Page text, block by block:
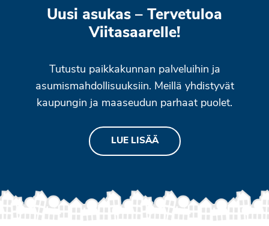
Uusi asukas – Tervetuloa
Viitasaarelle!
Tutustu paikkakunnan palveluihin ja
asumismahdollisuuksiin. Meillä yhdistyvät
kaupungin ja maaseudun parhaat puolet.
LUE LISÄÄ